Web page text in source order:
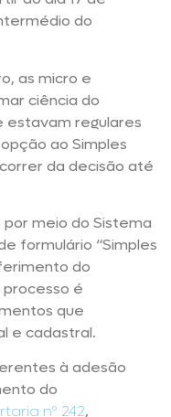
do
as micro e
ciência do
regulares
ao Simples
da decisão até
meio do Sistema
formulário “Simples
do
processo é
que
e cadastral.
à adesão
do
nº 242,